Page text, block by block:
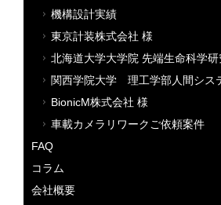
機構設計実績
東京計装株式会社 様
北海道大学大学院 先端生命科学
関西学院大学 理工学部人間シ
BionicM株式会社 様
車載カメラリワークご依頼案件
FAQ
コラム
会社概要